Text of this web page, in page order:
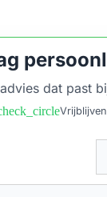
dat past